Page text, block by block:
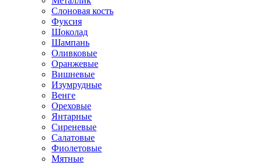
Слоновая кость
Фуксия
Шоколад
Шампань
Оливковые
Оранжевые
Вишневые
Изумрудные
Венге
Ореховые
Янтарные
Сиреневые
Салатовые
Фиолетовые
Мятные